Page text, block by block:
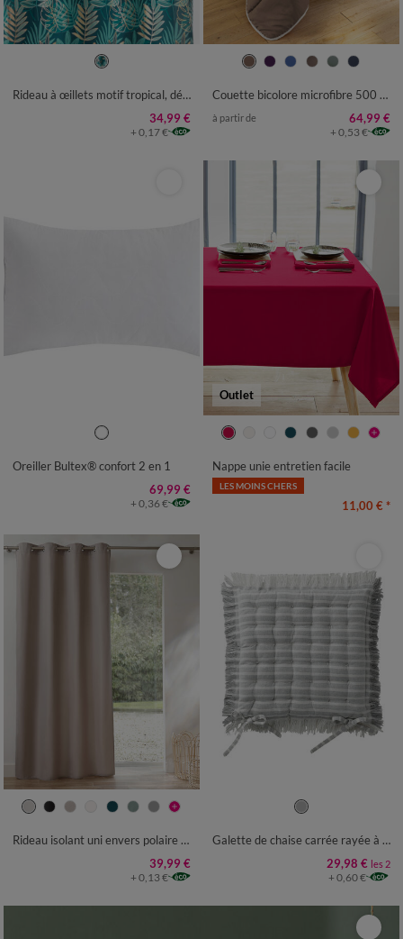
Rideau à œillets motif tropical, détails métallisés
34,99 €
+ 0,17 €
Couette bicolore microfibre 500 g/m²
à partir de 64,99 €
+ 0,53 €
Oreiller Bultex® confort 2 en 1
69,99 €
+ 0,36 €
Outlet
Nappe unie entretien facile
LES MOINS CHERS
11,00 € *
Rideau isolant uni envers polaire finition oeillets
39,99 €
+ 0,13 €
Galette de chaise carrée rayée à franges - lot de 2
29,98 € les 2
+ 0,60 €